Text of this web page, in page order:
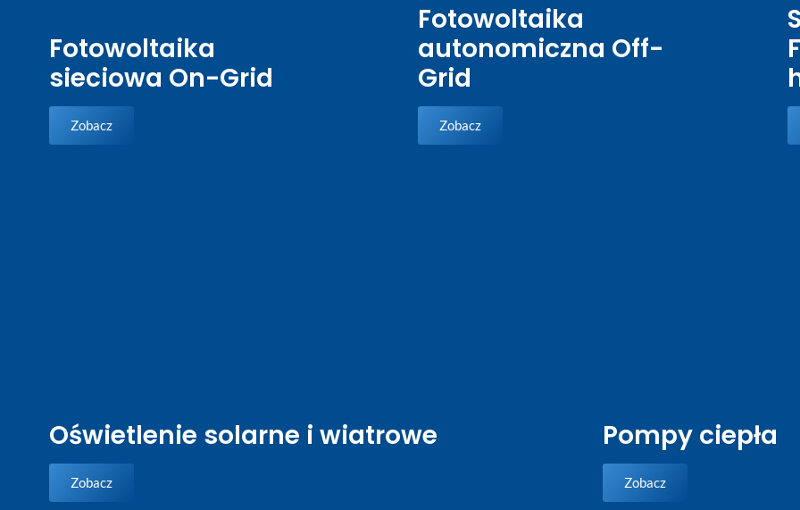
Fotowoltaika
sieciowa On-Grid
Zobacz
Fotowoltaika
autonomiczna Off-
Grid
Zobacz
Oświetlenie solarne i wiatrowe
Zobacz
Pompy ciepła
Zobacz